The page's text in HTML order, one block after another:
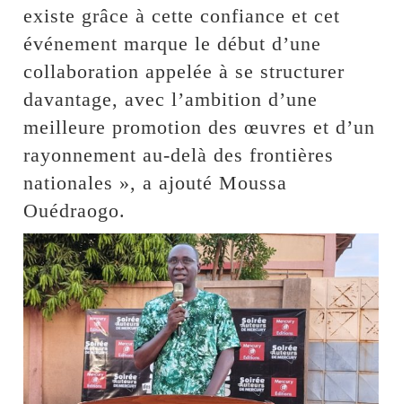
existe grâce à cette confiance et cet
événement marque le début d’une
collaboration appelée à se structurer
davantage, avec l’ambition d’une
meilleure promotion des œuvres et d’un
rayonnement au-delà des frontières
nationales », a ajouté Moussa
Ouédraogo.